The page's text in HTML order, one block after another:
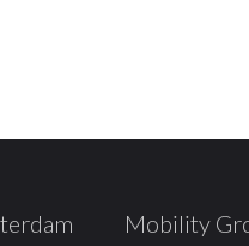
Mobility